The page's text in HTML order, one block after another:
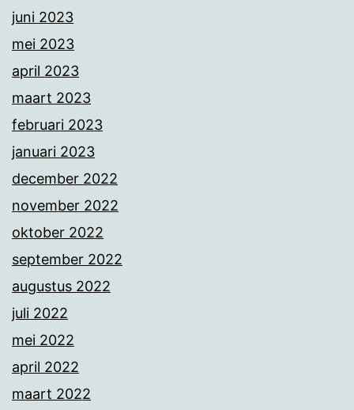
juni 2023
mei 2023
april 2023
maart 2023
februari 2023
januari 2023
december 2022
november 2022
oktober 2022
september 2022
augustus 2022
juli 2022
mei 2022
april 2022
maart 2022